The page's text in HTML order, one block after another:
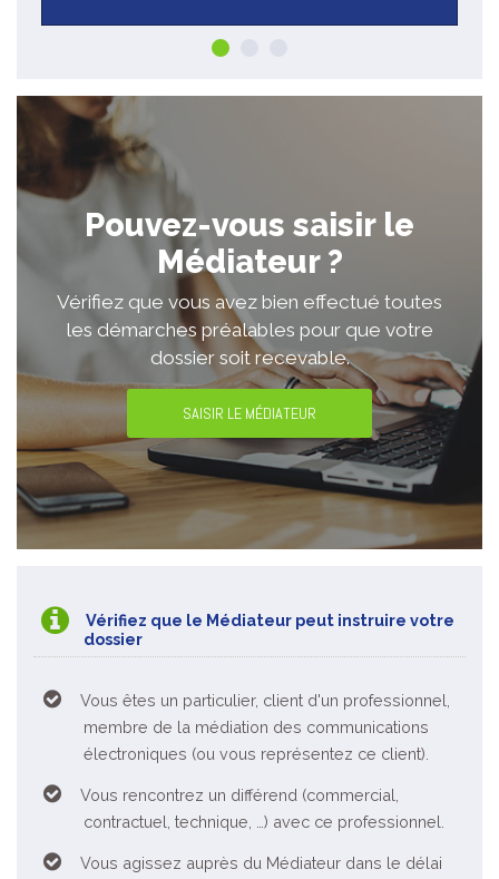
Pouvez-vous saisir le
Médiateur ?
Vérifiez que vous avez bien effectué toutes
les démarches préalables pour que votre
dossier soit recevable.
SAISIR LE MÉDIATEUR
Vérifiez que le Médiateur peut instruire votre
dossier
Vous êtes un particulier, client d'un professionnel,
membre de la médiation des communications
électroniques (ou vous représentez ce client).
Vous rencontrez un différend (commercial,
contractuel, technique, …) avec ce professionnel.
Vous agissez auprès du Médiateur dans le délai